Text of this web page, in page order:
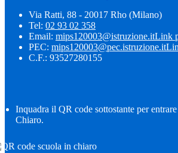
Via Ratti, 88 - 20017 Rho (Milano)
Tel: 02 93 02 358
Email: mips120003@istruzione.itLink
PEC: mips120003@pec.istruzione.it
C.F.: 93527280155
Inquadra il QR code sottostante per
Chiaro.